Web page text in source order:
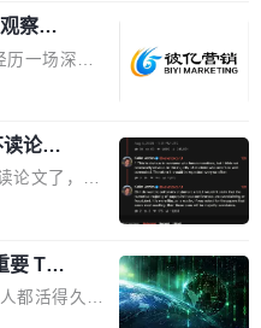
都是同一类
它们能读取
，再返回一
总觉得差点
，需要填50
；比如我
平台打
额定功率
PCIe 5.1
线材与内置
阶PC主机
身 钛金雕1
同时实现
米，属于同
源产品。小
察：
转移
一场深刻
市场从2025
破120亿美
场更是从20
8763亿美
品牌对专
但市场扩容
2026年Top
个离消费
论文
论文了，而
斥着大量过
Jorda
说风凉
很少公开捅
化声明：
要 Top
都活得久。